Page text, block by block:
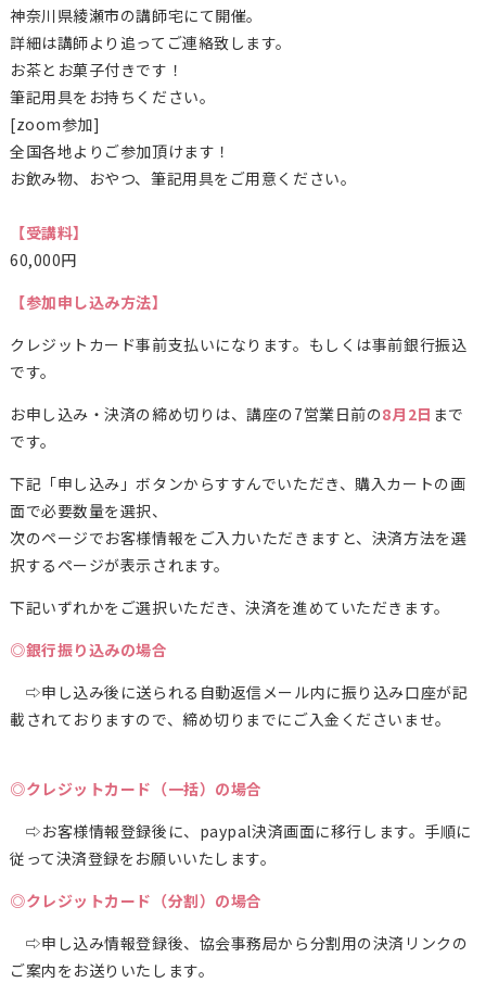
神奈川県綾瀬市の講師宅にて開催。
詳細は講師より追ってご連絡致します。
お茶とお菓子付きです！
筆記用具をお持ちください。
[zoom参加]
全国各地よりご参加頂けます！
お飲み物、おやつ、筆記用具をご用意ください。
【受講料】
60,000円
【参加申し込み方法】
クレジットカード事前支払いになります。もしくは事前銀行振込
です。
お申し込み・決済の締め切りは、講座の7営業日前の8月2日 まで
です。
下記「申し込み」ボタンからすすんでいただき、購入カートの画
面で必要数量を選択、
次のページでお客様情報をご入力いただきますと、決済方法を選
択するページが表示されます。
下記いずれかをご選択いただき、決済を進めていただきます。
◎銀行振り込みの場合
⇨申し込み後に送られる自動返信メール内に振り込み口座が記
載されておりますので、締め切りまでにご入金くださいませ。
◎クレジットカード（一括）の場合
⇨お客様情報登録後に、paypal決済画面に移行します。手順に
従って決済登録をお願いいたします。
◎クレジットカード（分割）の場合
⇨申し込み情報登録後、協会事務局から分割用の決済リンクの
ご案内をお送りいたします。